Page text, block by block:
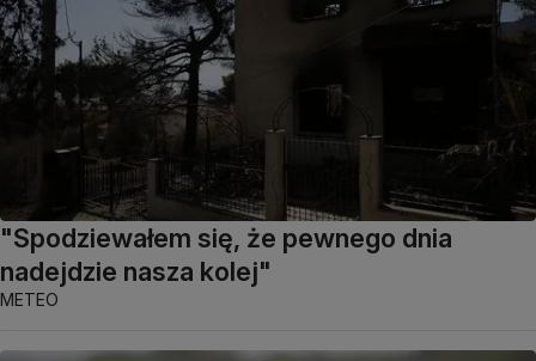
"Spodziewałem się, że pewnego dnia
nadejdzie nasza kolej"
METEO